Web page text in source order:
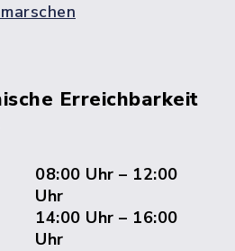
Erreichbarkeit
08:00 Uhr – 12:00
Uhr
14:00 Uhr – 16:00
Uhr